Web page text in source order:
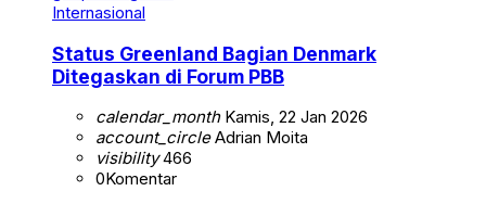
Internasional
Status Greenland Bagian Denmark
Ditegaskan di Forum PBB
calendar_monthKamis, 22 Jan 2026
account_circleAdrian Moita
visibility466
0Komentar